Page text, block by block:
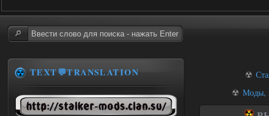
☢
☢ Моды,
TEXT💬TRANSLATION